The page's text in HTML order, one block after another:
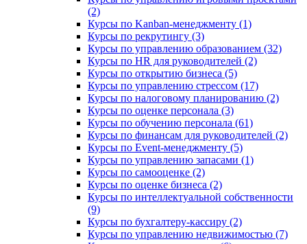
(2)
Курсы по Kanban-менеджменту (1)
Курсы по рекрутингу (3)
Курсы по управлению образованием (32)
Курсы по HR для руководителей (2)
Курсы по открытию бизнеса (5)
Курсы по управлению стрессом (17)
Курсы по налоговому планированию (2)
Курсы по оценке персонала (3)
Курсы по обучению персонала (61)
Курсы по финансам для руководителей (2)
Курсы по Event-менеджменту (5)
Курсы по управлению запасами (1)
Курсы по самооценке (2)
Курсы по оценке бизнеса (2)
Курсы по интеллектуальной собственности
(9)
Курсы по бухгалтеру-кассиру (2)
Курсы по управлению недвижимостью (7)